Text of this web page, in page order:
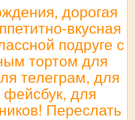
дорогая
вкусная
подруге с
тортом для
телеграм, для
фейсбук, для
Переслать